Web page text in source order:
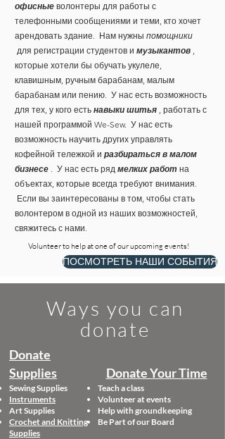
офисные волонтеры для работы с
телефонными сообщениями и теми, кто хочет
арендовать здание. Нам нужны помощники
для регистрации студентов и музыкантов ,
которые хотели бы обучать укулеле,
клавишным, ручным барабанам, малым
барабанам или пению. У нас есть возможность
для тех, у кого есть навыки шитья , работать с
нашей программой We-Sew. У нас есть
возможность научить других управлять
кофейной тележкой и разбираться в малом
бизнесе . У нас есть ряд мелких работ на
объектах, которые всегда требуют внимания.
Если вы заинтересованы в том, чтобы стать
волонтером в одной из наших возможностей,
свяжитесь с нами.
Volunteer to help at one of our upcoming events!
ПОСМОТРЕТЬ НАШИ СОБЫТИЯ
Ways you can
donate
Donate
Supplies​
Sewing Supplies
Instruments
Art Supplies
Crochet and Knitting
Supplies
Donate Your Time
Teach a class
Volunteer at events
Help with groundkeeping
Be Part of our Board